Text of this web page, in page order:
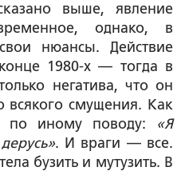
выше, явление
однако, в
нюансы. Действие
1980-х — тогда в
негатива, что он
всякого смущения. Как
по иному поводу: «Я
. И враги — все.
бузить и мутузить. В